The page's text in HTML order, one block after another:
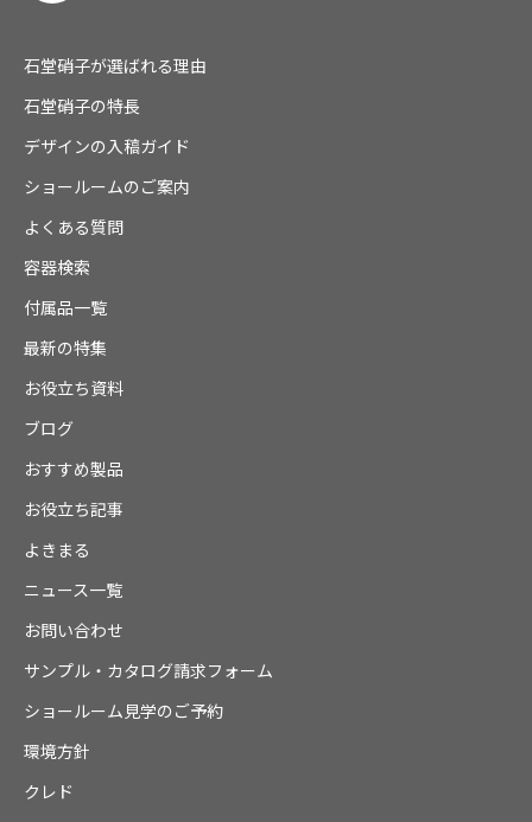
石堂硝子が選ばれる理由
石堂硝子の特長
デザインの入稿ガイド
ショールームのご案内
よくある質問
容器検索
付属品一覧
最新の特集
お役立ち資料
ブログ
おすすめ製品
お役立ち記事
よきまる
ニュース一覧
お問い合わせ
サンプル・カタログ請求フォーム
ショールーム見学のご予約
環境方針
クレド